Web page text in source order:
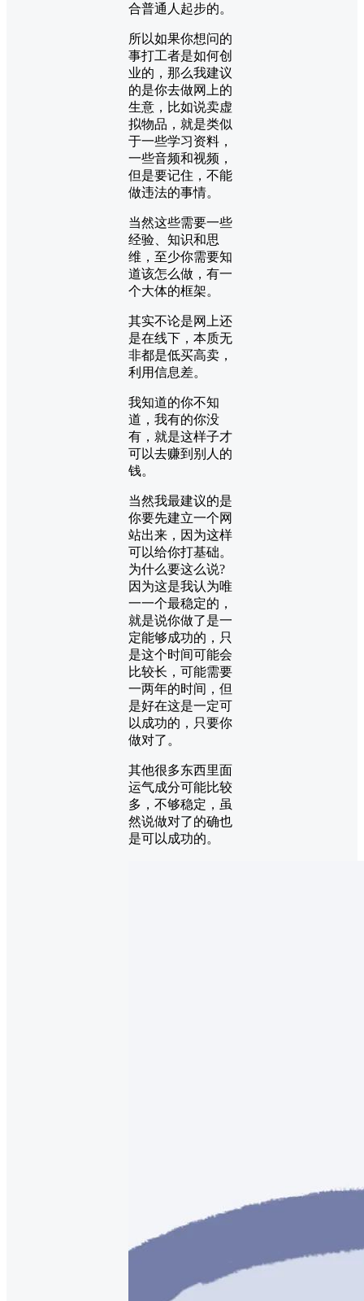
合普通人起步的。
所以如果你想问的
事打工者是如何创
业的，那么我建议
的是你去做网上的
生意，比如说卖虚
拟物品，就是类似
于一些学习资料，
一些音频和视频，
但是要记住，不能
做违法的事情。
当然这些需要一些
经验、知识和思
维，至少你需要知
道该怎么做，有一
个大体的框架。
其实不论是网上还
是在线下，本质无
非都是低买高卖，
利用信息差。
我知道的你不知
道，我有的你没
有，就是这样子才
可以去赚到别人的
钱。
当然我最建议的是
你要先建立一个网
站出来，因为这样
可以给你打基础。
为什么要这么说?
因为这是我认为唯
一一个最稳定的，
就是说你做了是一
定能够成功的，只
是这个时间可能会
比较长，可能需要
一两年的时间，但
是好在这是一定可
以成功的，只要你
做对了。
其他很多东西里面
运气成分可能比较
多，不够稳定，虽
然说做对了的确也
是可以成功的。